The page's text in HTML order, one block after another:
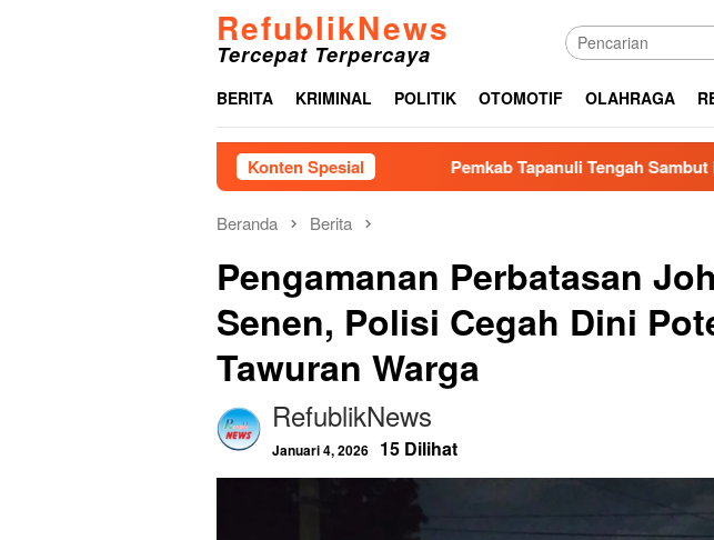
RefublikNews
Tercepat Terpercaya
BERITA KRIMINAL POLITIK OTOMOTIF OLAHRAGA
Konten SpesialPemkab Tapanuli Tengah Sambut Baik Audiensi
Beranda Berita
Pengamanan Perbatasan
Senen, Polisi Cegah Dini
Tawuran Warga
RefublikNews
Januari 4, 2026 15 Dilihat